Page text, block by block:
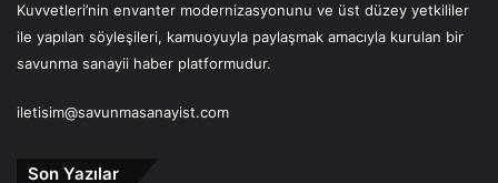
Kuvvetleri’nin envanter modernizasyonunu ve üst düzey yetkililer
ile yapılan söyleşileri, kamuoyuyla paylaşmak amacıyla kurulan bir
savunma sanayii haber platformudur.
iletisim@savunmasanayist.com
Son Yazılar